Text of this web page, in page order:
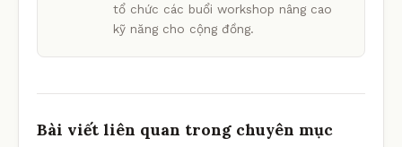
tổ chức các buổi workshop nâng cao
kỹ năng cho cộng đồng.
Bài viết liên quan trong chuyên mục